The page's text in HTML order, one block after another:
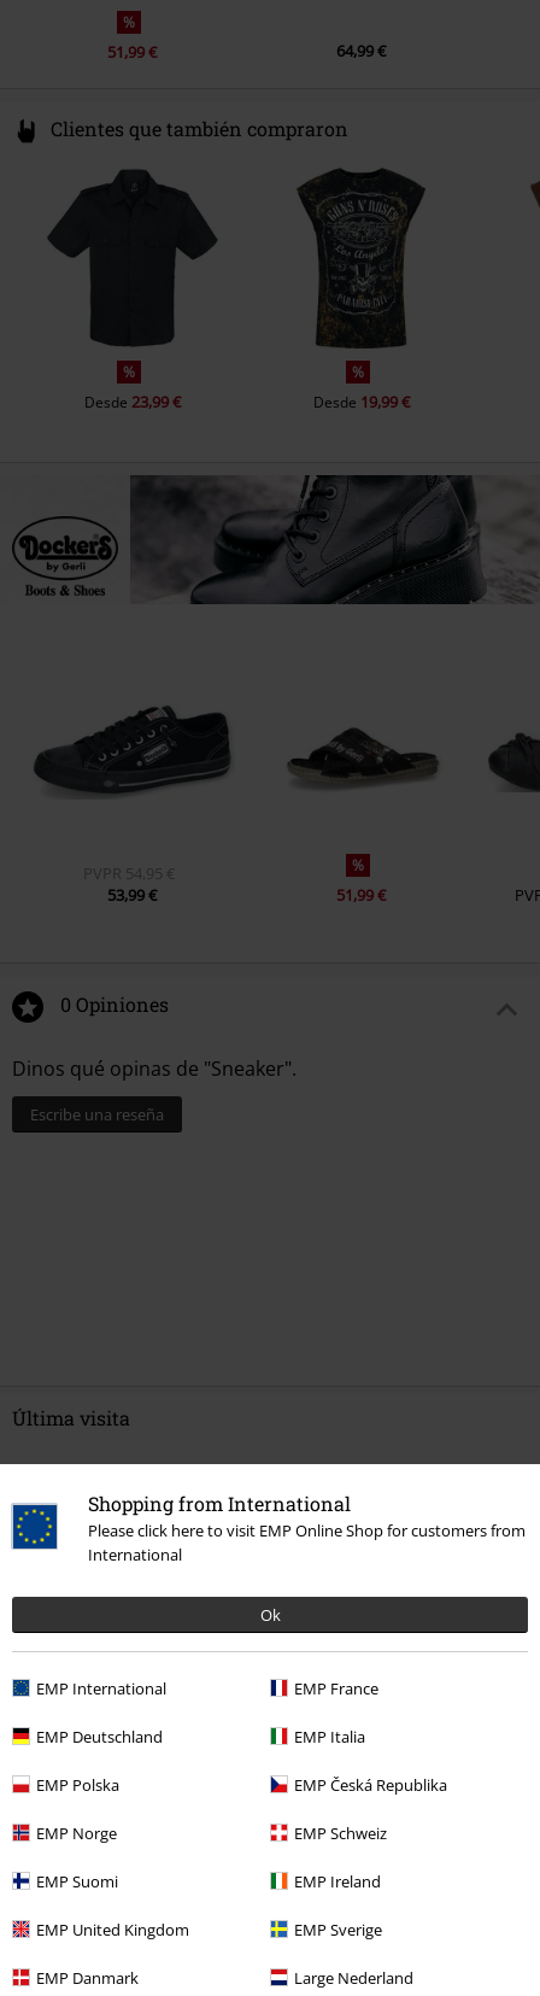
Shopping from International
Please click here to visit EMP Online Shop for customers from
International
Ok
EMP International EMP France
EMP Deutschland EMP Italia
EMP Polska EMP Česká Republika
EMP Norge EMP Schweiz
EMP Suomi EMP Ireland
EMP United Kingdom EMP Sverige
EMP Danmark Large Nederland
%
51,99 € 64,99 €
Clientes que también compraron
%
Desde 23,99 €
%
Desde 19,99 €
PVPR 54,95 €
53,99 €
%
51,99 €
0 Opiniones
Dinos qué opinas de "Sneaker".
Escribe una reseña
Última visita
75,99 €
Más categorías. Más opciones
Ropa & accesorios Zapatos y calcetines
Estilos
Estilos
Estilos